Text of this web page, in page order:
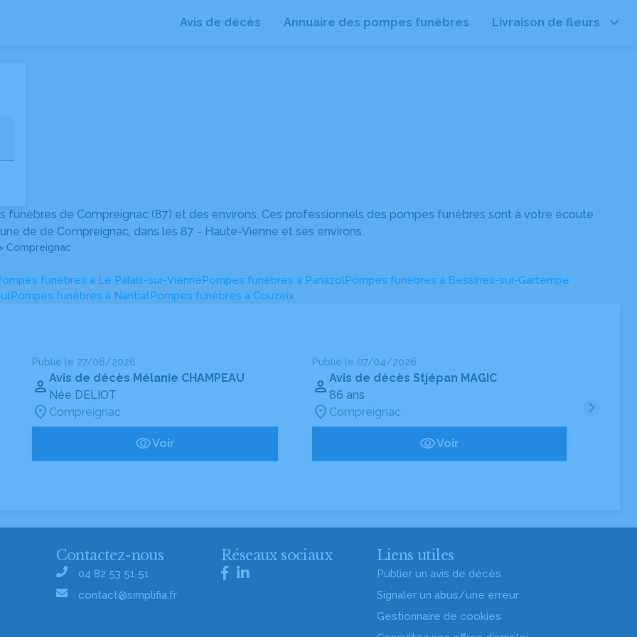
Avis de décès Annuaire des pompes funèbres Livraison de fleurs
de Compreignac (87) et des environs. Ces professionnels des pompes funèbres sont à votre écoute
de de Compreignac, dans les 87 - Haute-Vienne et ses environs.
Compreignac
funèbres à Le Palais-sur-ViennePompes funèbres à PanazolPompes funèbres à Bessines-sur-Gartempe
Pompes funèbres à NantiatPompes funèbres à Couzeix
Publié le 27/06/2026
Avis de décès Mélanie CHAMPEAU
Née DELIOT
Compreignac
Voir
Publié le 07/04/2026
Avis de décès Stjépan MAGIC
86 ans
Compreignac
Voir
Contactez-nous
04 82 53 51 51
contact@simplifia.fr
Réseaux sociaux Liens utiles
Publier un avis de décès
Signaler un abus/une erreur
Gestionnaire de cookies